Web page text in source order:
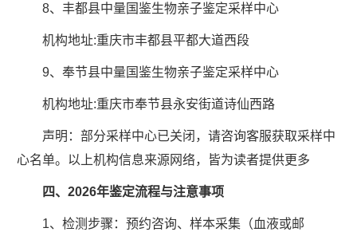
8、丰都县中量国鉴生物亲子鉴定采样中心
机构地址:重庆市丰都县平都大道西段
9、奉节县中量国鉴生物亲子鉴定采样中心
机构地址:重庆市奉节县永安街道诗仙西路
声明：部分采样中心已关闭，请咨询客服获取采样中
心名单。以上机构信息来源网络，皆为读者提供更多
四、2026年鉴定流程与注意事项
1、检测步骤：预约咨询、样本采集（血液或邮